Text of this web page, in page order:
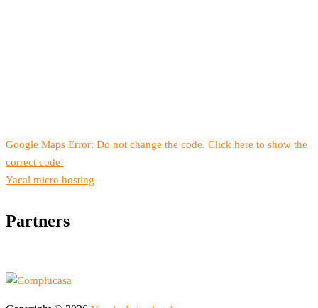
Google Maps Error: Do not change the code. Click here to show the
correct code!
Yacal micro hosting
Partners